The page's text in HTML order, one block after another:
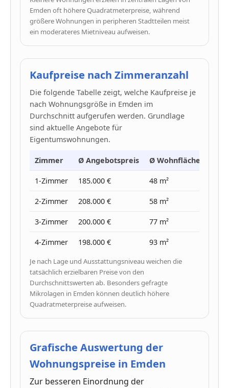
Emden oft höhere Quadratmeterpreise, während
größere Wohnungen in peripheren Stadtteilen meist
ein moderateres Mietniveau aufweisen.
Kaufpreise nach Zimmeranzahl
Die folgende Tabelle zeigt, welche Kaufpreise je
nach Wohnungsgröße in Emden im
Durchschnitt aufgerufen werden. Grundlage
sind aktuelle Angebote für
Eigentumswohnungen.
Zimmer Ø Angebotspreis Ø Wohnfläche
1-Zimmer 185.000 € 48 m²
2-Zimmer 208.000 € 58 m²
3-Zimmer 200.000 € 77 m²
4-Zimmer 198.000 € 93 m²
Je nach Lage und Ausstattungsniveau weichen die
tatsächlich erzielbaren Preise von den
Durchschnittswerten ab. Besonders gefragte
Mikrolagen in Emden können deutlich höhere
Quadratmeterpreise aufweisen.
Grafische Auswertung der
Wohnungspreise in Emden
Zur besseren Einordnung der